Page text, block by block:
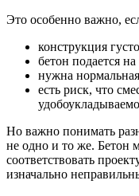
Это особенно важно,
конструкция
бетон подается
нужна
есть риск, что
Но важно понимать
не одно и то же. Бетон
соответствовать
изначально